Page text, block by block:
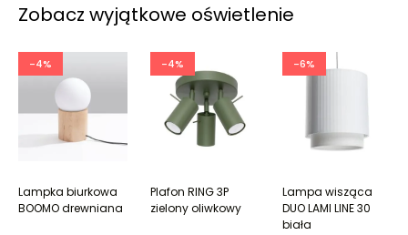
Zobacz wyjątkowe oświetlenie
-4%
Lampka biurkowa
BOOMO drewniana
-4%
Plafon RING 3P
zielony oliwkowy
-6%
Lampa wisząca
DUO LAMI LINE 30
biała